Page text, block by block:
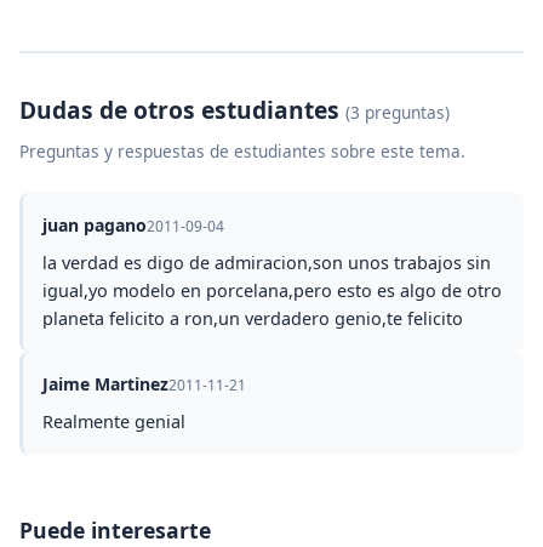
Dudas de otros estudiantes (3 preguntas)
Preguntas y respuestas de estudiantes sobre este tema.
juan pagano2011-09-04
la verdad es digo de admiracion,son unos trabajos sin
igual,yo modelo en porcelana,pero esto es algo de otro
planeta felicito a ron,un verdadero genio,te felicito
Jaime Martinez2011-11-21
Realmente genial
Puede interesarte